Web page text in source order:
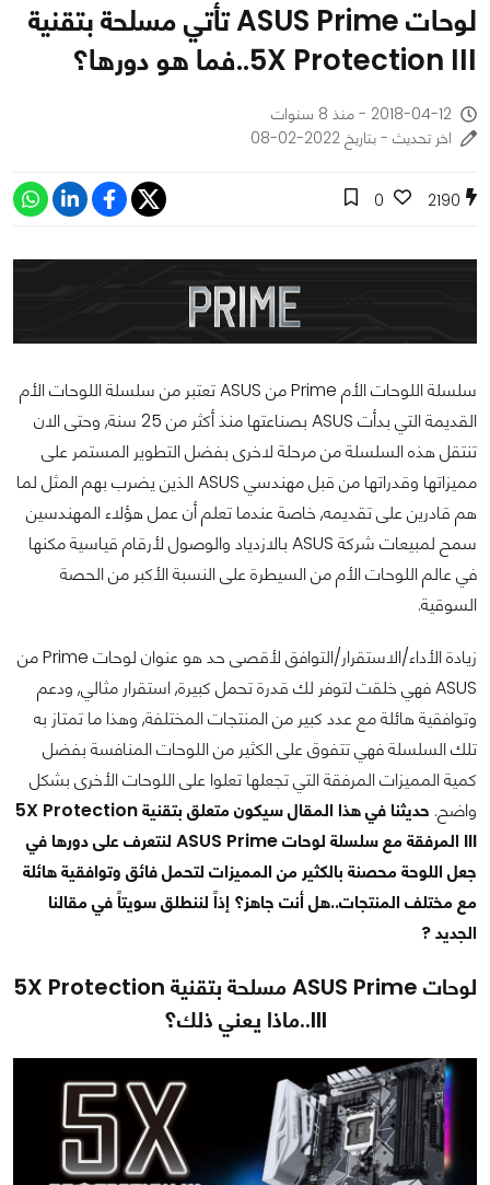
لوحات ASUS Prime تأتي مسلحة بتقنية
5X Protection III..فما هو دورها؟
2018-04-12 - منذ 8 سنوات
اخر تحديث - بتاريخ 2022-02-08
2190
0
سلسلة اللوحات الأم Prime من ASUS تعتبر من سلسلة اللوحات الأم
القديمة التي بدأت ASUS بصناعتها منذ أكثر من 25 سنة, وحتى الان
تنتقل هذه السلسلة من مرحلة لاخرى بفضل التطوير المستمر على
مميزاتها وقدراتها من قبل مهندسي ASUS الذين يضرب بهم المثل لما
هم قادرين على تقديمه, خاصة عندما تعلم أن عمل هؤلاء المهندسين
سمح لمبيعات شركة ASUS بالازدياد والوصول لأرقام قياسية مكنها
في عالم اللوحات الأم من السيطرة على النسبة الأكبر من الحصة
السوقية.
زيادة الأداء/الاستقرار/التوافق لأقصى حد هو عنوان لوحات Prime من
ASUS فهي خلقت لتوفر لك قدرة تحمل كبيرة, استقرار مثالي, ودعم
وتوافقية هائلة مع عدد كبير من المنتجات المختلفة, وهذا ما تمتاز به
تلك السلسلة فهي تتفوق على الكثير من اللوحات المنافسة بفضل
كمية المميزات المرفقة التي تجعلها تعلوا على اللوحات الأخرى بشكل
واضح.
حديثنا في هذا المقال سيكون متعلق بتقنية 5X Protection
III المرفقة مع سلسلة لوحات ASUS Prime لنتعرف على دورها في
جعل اللوحة محصنة بالكثير من المميزات لتحمل فائق وتوافقية هائلة
مع مختلف المنتجات..هل أنت جاهز؟ إذاً لننطلق سويتاً في مقالنا
الجديد ?
لوحات ASUS Prime مسلحة بتقنية 5X Protection
III..ماذا يعني ذلك؟